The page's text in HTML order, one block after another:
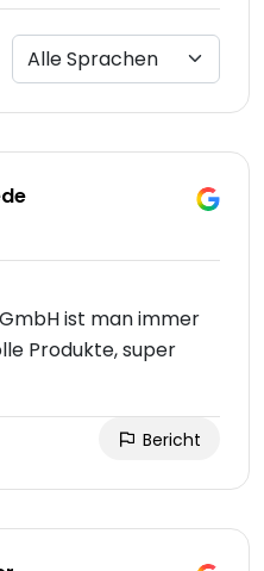
ist man immer
Produkte, super
Bericht